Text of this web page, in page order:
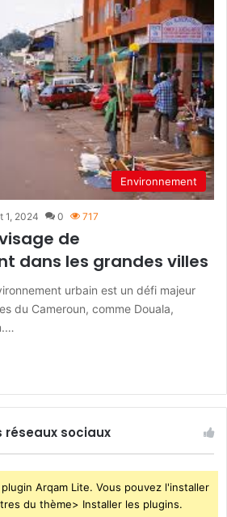
Environnement
1, 2024 0 717
de
dans les grandes villes
urbain est un défi majeur
du Cameroun, comme Douala,
réseaux sociaux
Arqam Lite. Vous pouvez l'installer
du thème> Installer les plugins.